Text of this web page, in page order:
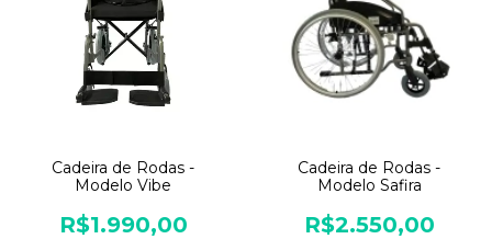
Cadeira de Rodas -
Modelo Vibe
R$1.990,00
Cadeira de Rodas -
Modelo Safira
R$2.550,00